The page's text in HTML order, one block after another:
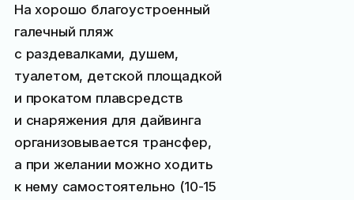
На хорошо благоустроенный
галечный пляж
с раздевалками, душем,
туалетом, детской площадкой
и прокатом плавсредств
и снаряжения для дайвинга
организовывается трансфер,
а при желании можно ходить
к нему самостоятельно (10-15